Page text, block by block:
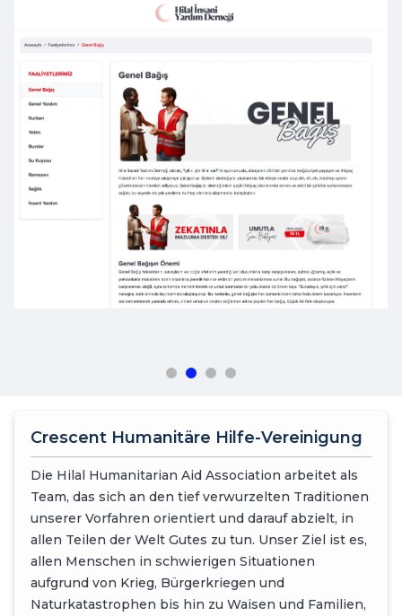
Crescent Humanitäre Hilfe-Vereinigung
Die Hilal Humanitarian Aid Association arbeitet als
Team, das sich an den tief verwurzelten Traditionen
unserer Vorfahren orientiert und darauf abzielt, in
allen Teilen der Welt Gutes zu tun. Unser Ziel ist es,
allen Menschen in schwierigen Situationen
aufgrund von Krieg, Bürgerkriegen und
Naturkatastrophen bis hin zu Waisen und Familien,